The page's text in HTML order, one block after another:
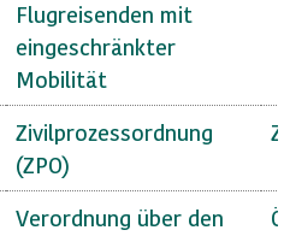
Flugreisenden mit
eingeschränkter
Mobilität
Zivilprozessordnung
(ZPO)
Verordnung über den